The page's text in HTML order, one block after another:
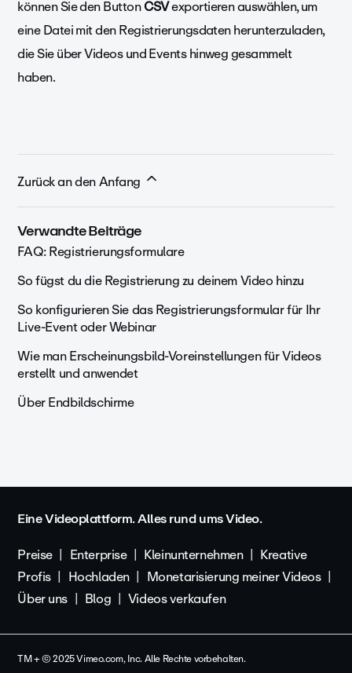
können Sie den ButtonCSVexportieren auswählen, um
eine Datei mit den Registrierungsdaten herunterzuladen,
die Sie über Videos und Events hinweg gesammelt
haben.
Zurück an den Anfang
Verwandte Beiträge
FAQ: Registrierungsformulare
So fügst du die Registrierung zu deinem Video hinzu
So konfigurieren Sie das Registrierungsformular für Ihr
Live-Event oder Webinar
Wie man Erscheinungsbild-Voreinstellungen für Videos
erstellt und anwendet
Über Endbildschirme
Eine Videoplattform. Alles rund ums Video.
Preise
Enterprise Kleinunternehmen
Kreative
Profis
Hochladen
Monetarisierung meiner Videos
Über uns
Blog Videos verkaufen
TM + © 2025 Vimeo.com, Inc. Alle Rechte vorbehalten.